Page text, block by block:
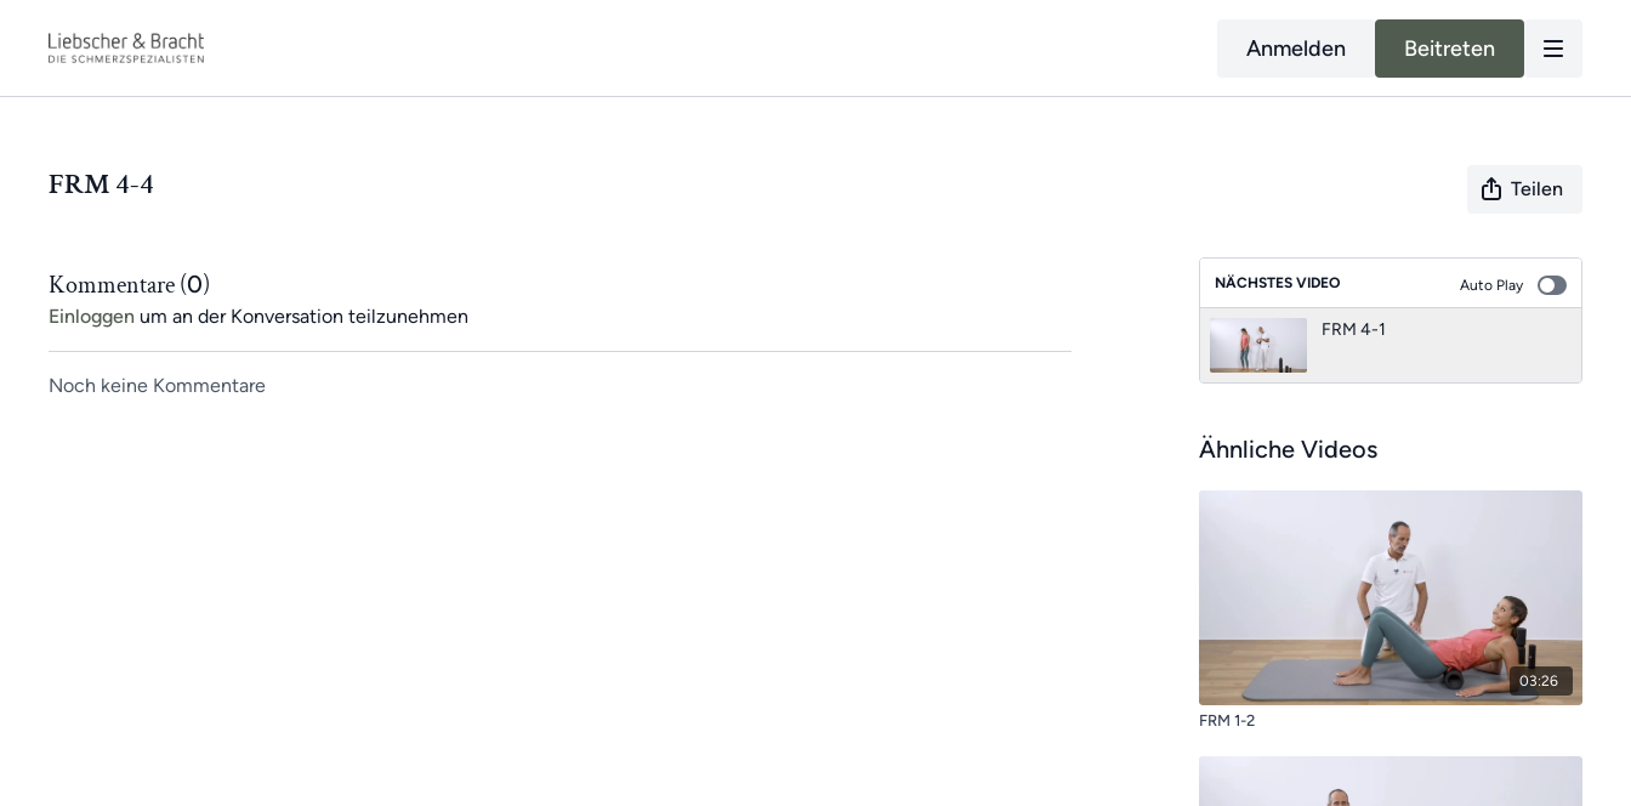
Anmelden Beitreten
FRM 4-4 Teilen
Kommentare (0)
Einloggen um an der Konversation teilzunehmen
Noch keine Kommentare
NÄCHSTES VIDEO Auto Play
FRM 4-1
Ähnliche Videos
03:26
FRM 1-2